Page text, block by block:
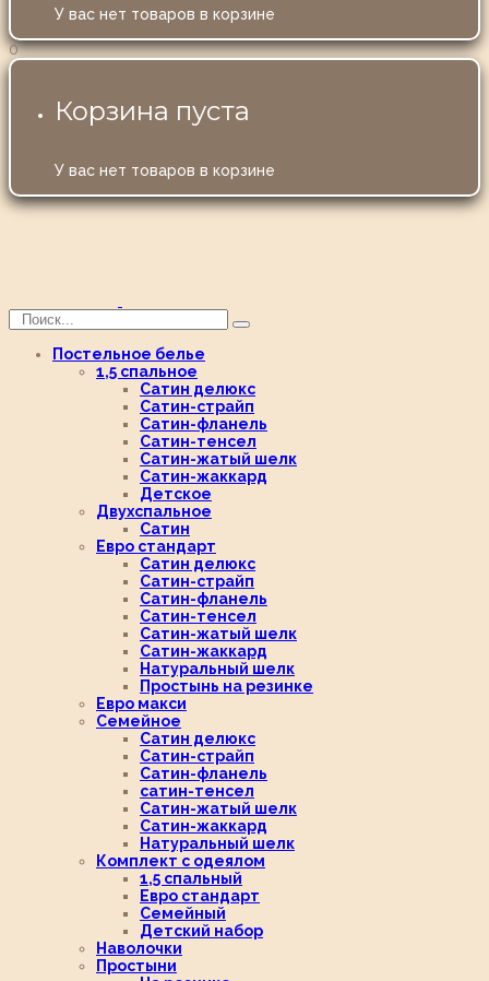
У вас нет товаров в корзине
0
Корзина пуста
У вас нет товаров в корзине
Постельное белье
1,5 спальное
Сатин делюкс
Сатин-страйп
Сатин-фланель
Сатин-тенсел
Сатин-жатый шелк
Сатин-жаккард
Детское
Двухспальное
Сатин
Евро стандарт
Сатин делюкс
Сатин-страйп
Сатин-фланель
Сатин-тенсел
Сатин-жатый шелк
Сатин-жаккард
Натуральный шелк
Простынь на резинке
Евро макси
Семейное
Сатин делюкс
Сатин-страйп
Сатин-фланель
сатин-тенсел
Сатин-жатый шелк
Сатин-жаккард
Натуральный шелк
Комплект с одеялом
1,5 спальный
Евро стандарт
Семейный
Детский набор
Наволочки
Простыни